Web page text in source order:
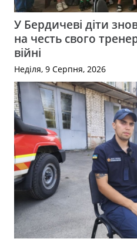
У Бердичеві діти
на честь свого
війні
Неділя, 9 Серпня, 2026